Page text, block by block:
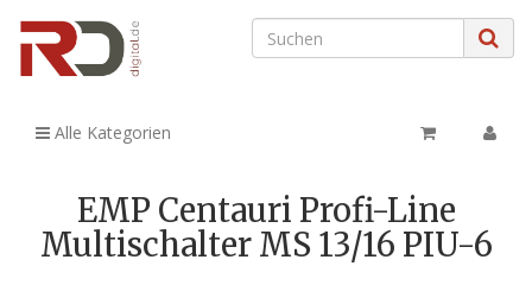
Alle Kategorien
EMP Centauri Profi-Line
Multischalter MS 13/16 PIU-6